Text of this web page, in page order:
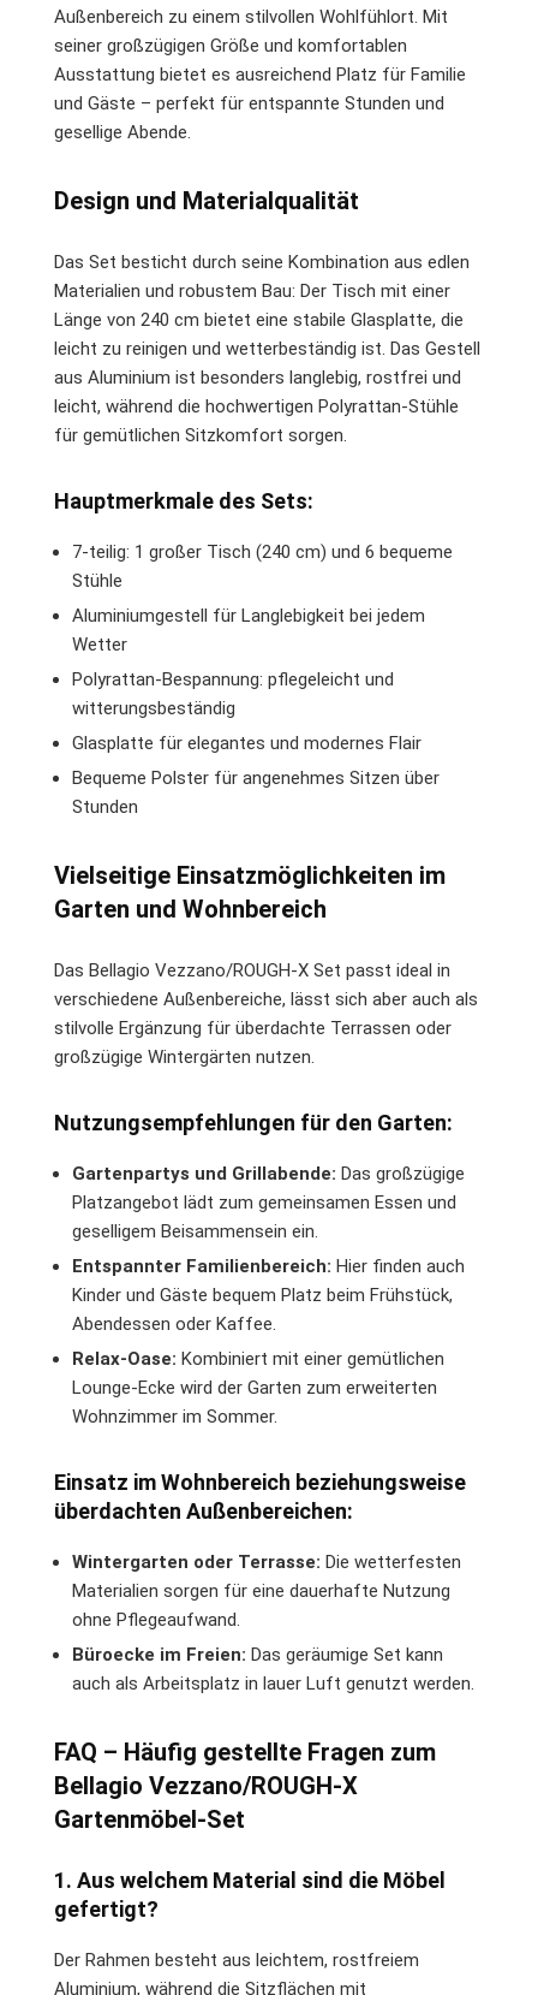
Außenbereich zu einem stilvollen Wohlfühlort. Mit
seiner großzügigen Größe und komfortablen
Ausstattung bietet es ausreichend Platz für Familie
und Gäste – perfekt für entspannte Stunden und
gesellige Abende.
Design und Materialqualität
Das Set besticht durch seine Kombination aus edlen
Materialien und robustem Bau: Der Tisch mit einer
Länge von 240 cm bietet eine stabile Glasplatte, die
leicht zu reinigen und wetterbeständig ist. Das Gestell
aus Aluminium ist besonders langlebig, rostfrei und
leicht, während die hochwertigen Polyrattan-Stühle
für gemütlichen Sitzkomfort sorgen.
Hauptmerkmale des Sets:
7-teilig: 1 großer Tisch (240 cm) und 6 bequeme
Stühle
Aluminiumgestell für Langlebigkeit bei jedem
Wetter
Polyrattan-Bespannung: pflegeleicht und
witterungsbeständig
Glasplatte für elegantes und modernes Flair
Bequeme Polster für angenehmes Sitzen über
Stunden
Vielseitige Einsatzmöglichkeiten im
Garten und Wohnbereich
Das Bellagio Vezzano/ROUGH-X Set passt ideal in
verschiedene Außenbereiche, lässt sich aber auch als
stilvolle Ergänzung für überdachte Terrassen oder
großzügige Wintergärten nutzen.
Nutzungsempfehlungen für den Garten:
Gartenpartys und Grillabende: Das großzügige
Platzangebot lädt zum gemeinsamen Essen und
geselligem Beisammensein ein.
Entspannter Familienbereich: Hier finden auch
Kinder und Gäste bequem Platz beim Frühstück,
Abendessen oder Kaffee.
Relax-Oase: Kombiniert mit einer gemütlichen
Lounge-Ecke wird der Garten zum erweiterten
Wohnzimmer im Sommer.
Einsatz im Wohnbereich beziehungsweise
überdachten Außenbereichen:
Wintergarten oder Terrasse: Die wetterfesten
Materialien sorgen für eine dauerhafte Nutzung
ohne Pflegeaufwand.
Büroecke im Freien: Das geräumige Set kann
auch als Arbeitsplatz in lauer Luft genutzt werden.
FAQ – Häufig gestellte Fragen zum
Bellagio Vezzano/ROUGH-X
Gartenmöbel-Set
1. Aus welchem Material sind die Möbel
gefertigt?
Der Rahmen besteht aus leichtem, rostfreiem
Aluminium, während die Sitzflächen mit